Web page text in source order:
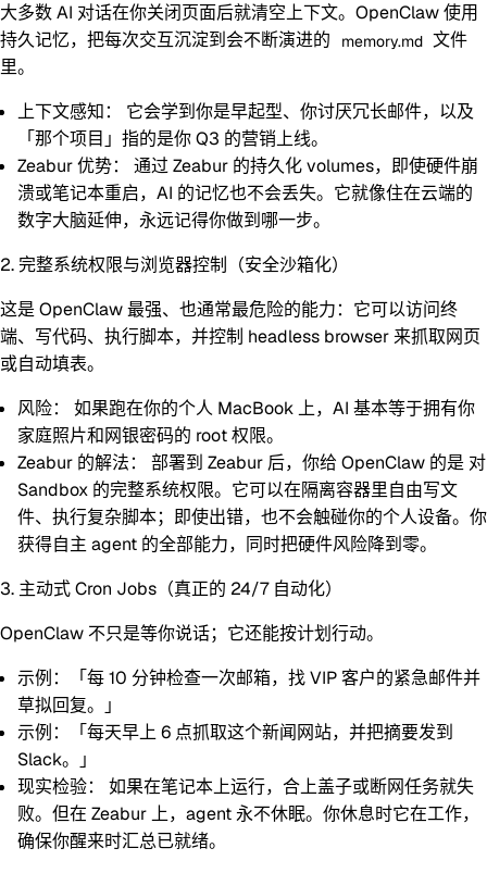
大多数 AI 对话在你关闭页面后就清空上下文。OpenClaw 使用
持久记忆，把每次交互沉淀到会不断演进的 memory.md 文件
里。
上下文感知：
它会学到你是早起型、你讨厌冗长邮件，以及
「那个项目」指的是你 Q3 的营销上线。
Zeabur 优势：
通过 Zeabur 的持久化 volumes，即使硬件崩
溃或笔记本重启，AI 的记忆也不会丢失。它就像住在云端的
数字大脑延伸，永远记得你做到哪一步。
2. 完整系统权限与浏览器控制（安全沙箱化）
这是 OpenClaw 最强、也通常最危险的能力：它可以访问终
端、写代码、执行脚本，并控制 headless browser 来抓取网页
或自动填表。
风险：
如果跑在你的个人 MacBook 上，AI 基本等于拥有你
家庭照片和网银密码的 root 权限。
Zeabur 的解法：
部署到 Zeabur 后，你给 OpenClaw 的是 对
Sandbox 的完整系统权限。它可以在隔离容器里自由写文
件、执行复杂脚本；即使出错，也不会触碰你的个人设备。你
获得自主 agent 的全部能力，同时把硬件风险降到零。
3. 主动式 Cron Jobs（真正的 24/7 自动化）
OpenClaw 不只是等你说话；它还能按计划行动。
示例：
「每 10 分钟检查一次邮箱，找 VIP 客户的紧急邮件并
草拟回复。」
示例：
「每天早上 6 点抓取这个新闻网站，并把摘要发到
Slack。」
现实检验：
如果在笔记本上运行，合上盖子或断网任务就失
败。但在 Zeabur 上，agent 永不休眠。你休息时它在工作，
确保你醒来时汇总已就绪。